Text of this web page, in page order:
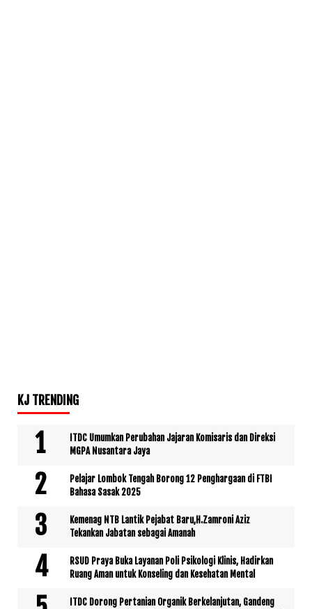
KJ TRENDING
ITDC Umumkan Perubahan Jajaran Komisaris dan Direksi
MGPA Nusantara Jaya
Pelajar Lombok Tengah Borong 12 Penghargaan di FTBI
Bahasa Sasak 2025
Kemenag NTB Lantik Pejabat Baru,H.Zamroni Aziz
Tekankan Jabatan sebagai Amanah
RSUD Praya Buka Layanan Poli Psikologi Klinis, Hadirkan
Ruang Aman untuk Konseling dan Kesehatan Mental
ITDC Dorong Pertanian Organik Berkelanjutan, Gandeng